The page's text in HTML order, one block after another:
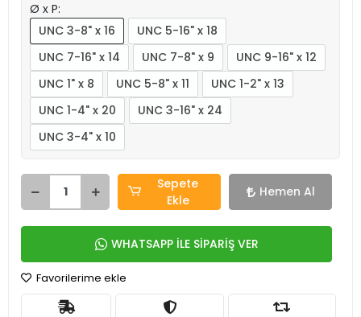
Ø x P:
UNC 3-8" x 16
UNC 5-16" x 18
UNC 7-16" x 14
UNC 7-8" x 9
UNC 9-16" x 12
UNC 1" x 8
UNC 5-8" x 11
UNC 1-2" x 13
UNC 1-4" x 20
UNC 3-16" x 24
UNC 3-4" x 10
Sepete
Ekle
Hemen Al
WHATSAPP İLE SİPARİŞ VER
Favorilerime ekle